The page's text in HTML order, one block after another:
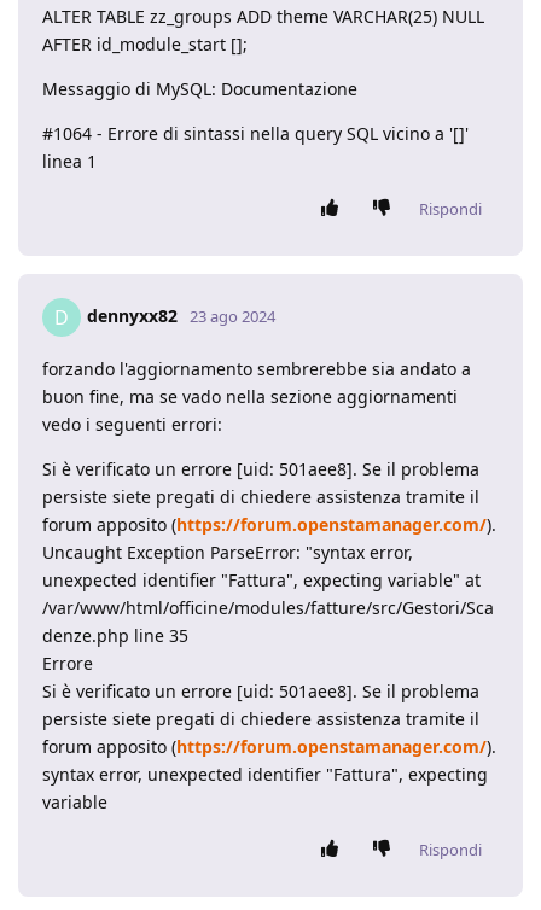
ALTER TABLE zz_groups ADD theme VARCHAR(25) NULL
AFTER id_module_start [];
Messaggio di MySQL: Documentazione
#1064 - Errore di sintassi nella query SQL vicino a '[]'
linea 1
Rispondi
D dennyxx82 23 ago 2024
forzando l'aggiornamento sembrerebbe sia andato a
buon fine, ma se vado nella sezione aggiornamenti
vedo i seguenti errori:
Si è verificato un errore [uid: 501aee8]. Se il problema
persiste siete pregati di chiedere assistenza tramite il
forum apposito (https://forum.openstamanager.com/).
Uncaught Exception ParseError: "syntax error,
unexpected identifier "Fattura", expecting variable" at
/var/www/html/officine/modules/fatture/src/Gestori/Sca
denze.php line 35
Errore
Si è verificato un errore [uid: 501aee8]. Se il problema
persiste siete pregati di chiedere assistenza tramite il
forum apposito (https://forum.openstamanager.com/).
syntax error, unexpected identifier "Fattura", expecting
variable
Rispondi